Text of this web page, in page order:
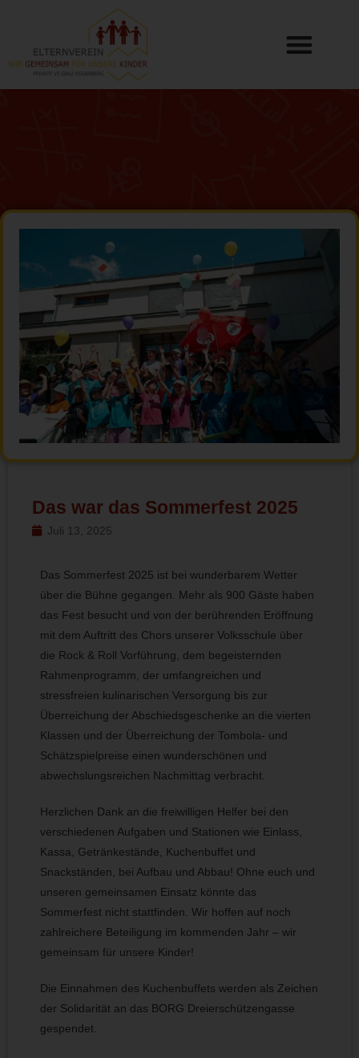
Das war das Sommerfest 2025
Juli 13, 2025
Das Sommerfest 2025 ist bei wunderbarem Wetter
über die Bühne gegangen. Mehr als 900 Gäste haben
das Fest besucht und von der berührenden Eröffnung
mit dem Auftritt des Chors unserer Volksschule über
die Rock & Roll Vorführung, dem begeisternden
Rahmenprogramm, der umfangreichen und
stressfreien kulinarischen Versorgung bis zur
Überreichung der Abschiedsgeschenke an die vierten
Klassen und der Überreichung der Tombola- und
Schätzspielpreise einen wunderschönen und
abwechslungsreichen Nachmittag verbracht.
Herzlichen Dank an die freiwilligen Helfer bei den
verschiedenen Aufgaben und Stationen wie Einlass,
Kassa, Getränkestände, Kuchenbuffet und
Snackständen, bei Aufbau und Abbau! Ohne euch und
unseren gemeinsamen Einsatz könnte das
Sommerfest nicht stattfinden. Wir hoffen auf noch
zahlreichere Beteiligung im kommenden Jahr – wir
gemeinsam für unsere Kinder!
Die Einnahmen des Kuchenbuffets werden als Zeichen
der Solidarität an das BORG Dreierschützengasse
gespendet.